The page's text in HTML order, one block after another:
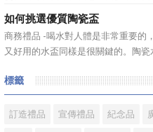
具具備細膩的手感和自然的色澤度，
睞。國際著名皮具品牌有哪些?下麵
國際著名皮具品牌： 1、路
1...
如何挑選優質陶瓷盃
商務禮品 -喝水對人體是非常重要的
又好用的水盃同樣是很關鍵的。陶
有質感。如何挑選優質陶瓷盃?很多
天，禮品紅小編給大家分享一些陶
題。 陶瓷...
標籤
訂造禮品 宣傳禮品 紀念品